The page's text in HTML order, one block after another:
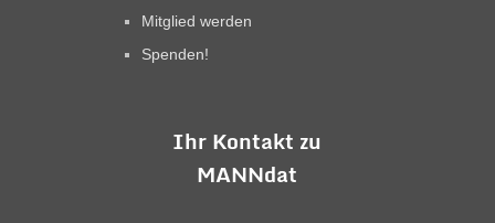
Mitglied werden
Spenden!
Ihr Kontakt zu
MANNdat